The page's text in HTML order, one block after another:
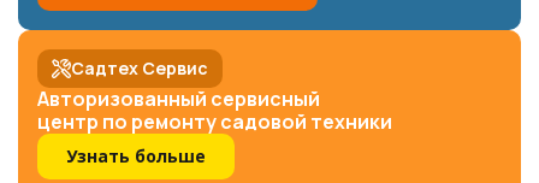
Садтех Сервис
Авторизованный сервисный
центр по ремонту садовой техники
Узнать больше